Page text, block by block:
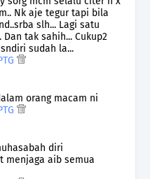
Nk aje tegur tapi bila
slh... Lagi satu
tak sahih... Cukup2
sudah la...
orang macam ni
diri
menjaga aib semua